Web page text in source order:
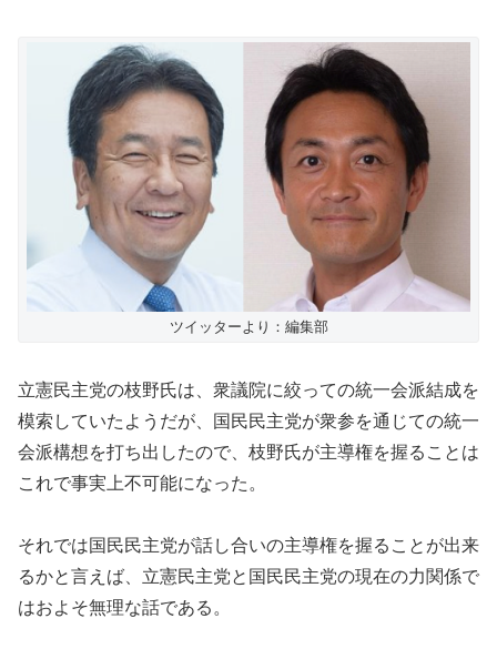
ツイッターより：編集部
立憲民主党の枝野氏は、衆議院に絞っての統一会派結成を
模索していたようだが、国民民主党が衆参を通じての統一
会派構想を打ち出したので、枝野氏が主導権を握ることは
これで事実上不可能になった。
それでは国民民主党が話し合いの主導権を握ることが出来
るかと言えば、立憲民主党と国民民主党の現在の力関係で
はおよそ無理な話である。